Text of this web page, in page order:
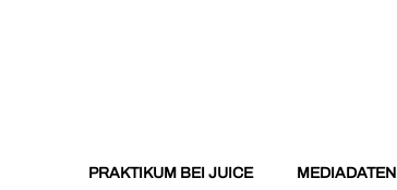
PRAKTIKUM BEI JUICE MEDIADATEN